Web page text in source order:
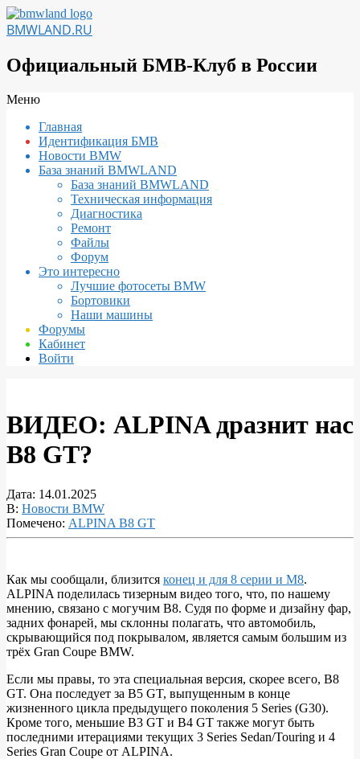
Перейти
к
BMWLAND.RU
Официальный БМВ-Клуб в России
Вторичное
навигации
Меню
Главная
Идентификация БМВ
Новости BMW
База знаний BMWLAND
База знаний BMWLAND
Техническая информация
Диагностика
Ремонт
Файлы
Форум
Это интересно
Лучшие фотосеты BMW
Бортовики
Наши машины
Форумы
Кабинет
Войти
ВИДЕО: ALPINA дразнит нас
B8 GT?
Дата: 14.01.2025
В: Новости BMW
Помечено: ALPINA B8 GT
ВИДЕО:
ALPINA
дразнит
нас
B8
GT?
Как мы сообщали, близится конец и для 8 серии и M8.
ALPINA поделилась тизерным видео того, что, по нашему
мнению, связано с могучим B8. Судя по форме и дизайну фар,
задних фонарей, мы склонны полагать, что автомобиль,
скрывающийся под покрывалом, является самым большим из
трёх Gran Coupe BMW.
Если мы правы, то эта специальная версия, скорее всего, B8
GT. Она последует за B5 GT, выпущенным в конце
жизненного цикла предыдущего поколения 5 Series (G30).
Кроме того, меньшие B3 GT и B4 GT также могут быть
последними итерациями текущих 3 Series Sedan/Touring и 4
Series Gran Coupe от ALPINA.